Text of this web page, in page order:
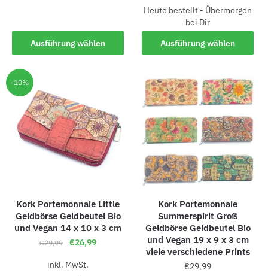
Ausführung wählen
Heute bestellt - Übermorgen
bei Dir
Ausführung wählen
-10%
Kork Portemonnaie Little
Geldbörse Geldbeutel Bio
und Vegan 14 x 10 x 3 cm
€29,99 €26,99
inkl. MwSt.
Kork Portemonnaie
Summerspirit Groß
Geldbörse Geldbeutel Bio
und Vegan 19 x 9 x 3 cm
viele verschiedene Prints
€29,99